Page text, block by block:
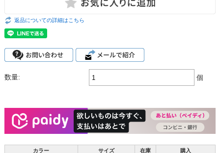
返品についての詳細はこちら
数量: 個
カラー サイズ 在庫 購入